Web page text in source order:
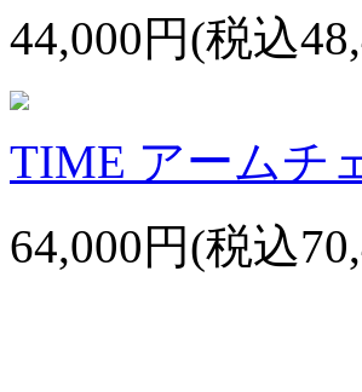
44,000円(税込
TIME アームチ
64,000円(税込